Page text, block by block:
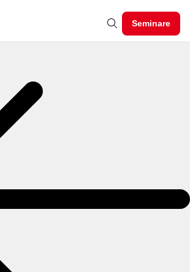
Seminare